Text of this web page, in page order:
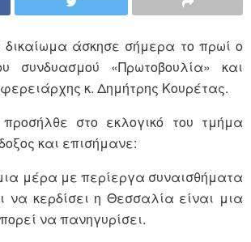
δικαίωμα άσκησε σήμερα το πρωί ο
συνδυασμού «Πρωτοβουλία» και
κ. Δημήτρης Κουρέτας.
στο εκλογικό του τμήμα
και επισήμανε:
μέρα με περίεργα συναισθήματα
να κερδίσει η Θεσσαλία είναι μια
να πανηγυρίσει.